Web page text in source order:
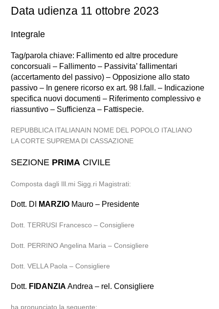
Data udienza 11 ottobre 2023
Integrale
Tag/parola chiave: Fallimento ed altre procedure
concorsuali – Fallimento – Passivita’ fallimentari
(accertamento del passivo) – Opposizione allo stato
passivo – In genere ricorso ex art. 98 l.fall. – Indicazione
specifica nuovi documenti – Riferimento complessivo e
riassuntivo – Sufficienza – Fattispecie.
REPUBBLICA ITALIANAIN NOME DEL POPOLO ITALIANO
LA CORTE SUPREMA DI CASSAZIONE
SEZIONE PRIMA CIVILE
Composta dagli Ill.mi Sigg.ri Magistrati:
Dott. DI MARZIO Mauro – Presidente
Dott. TERRUSI Francesco – Consigliere
Dott. PERRINO Angelina Maria – Consigliere
Dott. VELLA Paola – Consigliere
Dott. FIDANZIA Andrea – rel. Consigliere
ha pronunciato la seguente: